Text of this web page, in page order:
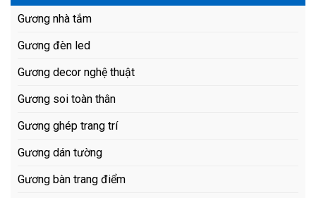
Gương nhà tắm
Gương đèn led
Gương decor nghệ thuật
Gương soi toàn thân
Gương ghép trang trí
Gương dán tường
Gương bàn trang điểm